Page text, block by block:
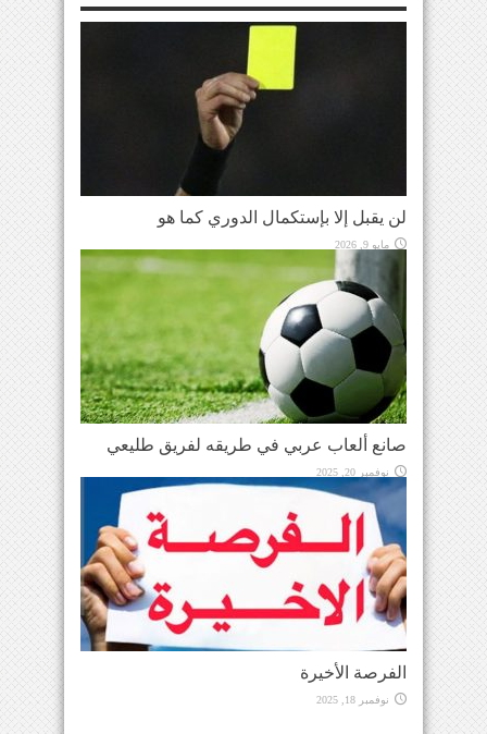
لن يقبل إلا بإستكمال الدوري كما هو
مايو 9, 2026
صانع ألعاب عربي في طريقه لفريق طليعي
نوفمبر 20, 2025
الفرصة الأخيرة
نوفمبر 18, 2025